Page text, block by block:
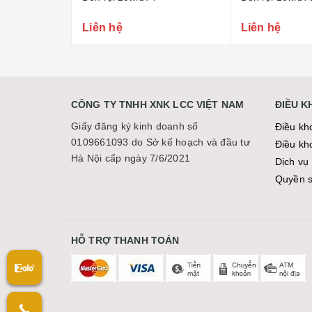
Liên hệ Liên hệ
CÔNG TY TNHH XNK LCC VIỆT NAM
Giấy đăng ký kinh doanh số
0109661093 do Sở kế hoạch và đầu tư
Hà Nội cấp ngày 7/6/2021
ĐIỀU
Điều
Điều
Dịch
Quyền
HỖ TRỢ THANH TOÁN